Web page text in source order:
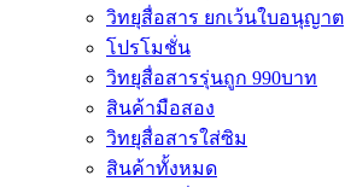
วิทยุสื่อสาร ยกเว้นใบอนุญาต
โปรโมชั่น
วิทยุสื่อสารรุ่นถูก 990บาท
สินค้ามือสอง
วิทยุสื่อสารใส่ซิม
สินค้าทั้งหมด